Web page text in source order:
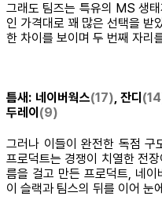
그래도 팀즈는 특유의 MS 생
인 가격대로 꽤 많은 선택을 받
한 차이를 보이며 두 번째 자리
틈새: 네이버웍스(17) , 잔디
두레이 (9)
그러나 이들이 완전한 독점 구
프로덕트는 경쟁이 치열한 전
름을 걸고 만든 프로덕트, 네
이 슬랙과 팀스의 뒤를 이어 눈